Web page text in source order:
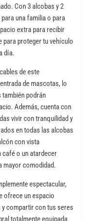
Con 3 alcobas y 2
una familia o para
extra para recibir
para proteger tu vehículo
día.
de este
de mascotas, lo
podrán
Además, cuenta con
vivir con tranquilidad y
en todas las alcobas
con vista
café o un atardecer
mayor comodidad.
espectacular,
ofrece un espacio
compartir con tus seres